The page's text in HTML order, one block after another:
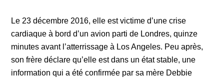
Le 23 décembre 2016, elle est victime d’une crise
cardiaque à bord d’un avion parti de Londres, quinze
minutes avant l’atterrissage à Los Angeles. Peu après,
son frère déclare qu’elle est dans un état stable, une
information qui a été confirmée par sa mère Debbie